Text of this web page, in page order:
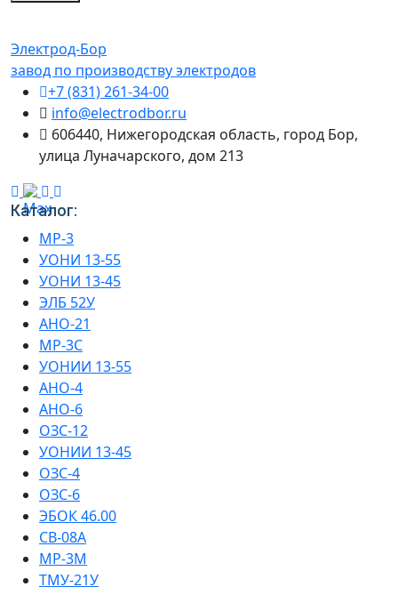
Электрод-Бор
завод по производству электродов
+7 (831) 261-34-00
info@electrodbor.ru
606440, Нижегородская область, город Бор,
улица Луначарского, дом 213
Каталог:
МР-3
УОНИ 13-55
УОНИ 13-45
ЭЛБ 52У
АНО-21
МР-3С
УОНИИ 13-55
АНО-4
АНО-6
ОЗС-12
УОНИИ 13-45
ОЗС-4
ОЗС-6
ЭБОК 46.00
СВ-08А
МР-3М
ТМУ-21У